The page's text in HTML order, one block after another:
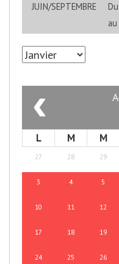
JUIN/SEPTEMBRE
‹
L M M
27 28 29
3 4 5
10 11 12
17 18 19
24 25 26